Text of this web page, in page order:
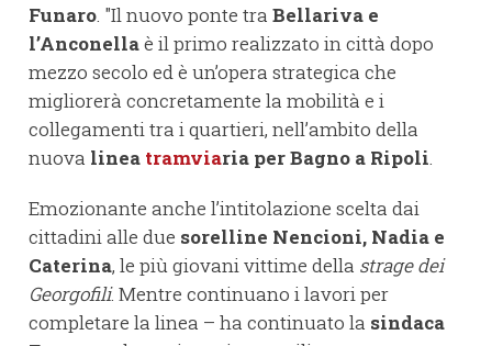
Funaro. "Il nuovo ponte tra Bellariva e
l’Anconellaè il primo realizzato in città dopo
mezzo secolo ed è un’opera strategica che
migliorerà concretamente la mobilità e i
collegamenti tra i quartieri, nell’ambito della
nuova linea tramviaria per Bagno a Ripoli.
Emozionante anche l’intitolazione scelta dai
cittadini alle due sorelline Nencioni, Nadia e
Caterina, le più giovani vittime della strage dei
Georgofili. Mentre continuano i lavori per
completare la linea – ha continuato la sindaca